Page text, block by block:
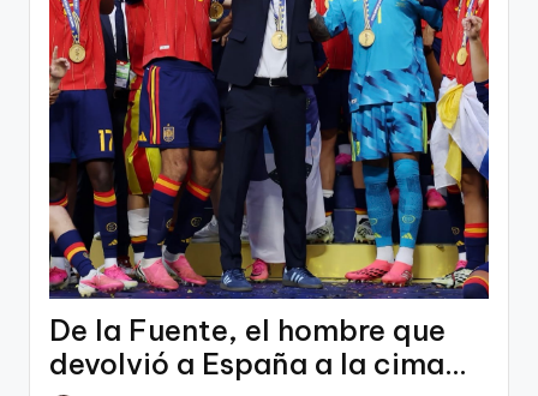
De la Fuente, el hombre que
devolvió a España a la cima